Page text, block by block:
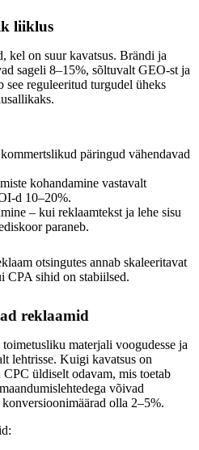
liiklus
kel on suur kavatsus. Brändi ja
sageli 8–15%, sõltuvalt GEO-st ja
see reguleeritud turgudel üheks
päringud vähendavad
kohandamine vastavalt
d 10–20%.
– kui reklaamtekst ja lehe sisu
paraneb.
otsingutes annab skaleeritavat
CPA sihid on stabiilsed.
reklaamid
materjali voogudesse ja
lehtrisse. Kuigi kavatsus on
üldiselt odavam, mis toetab
võivad
olla 2–5%.